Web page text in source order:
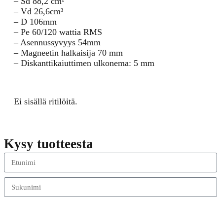
– Vd 26,6cm³
– D 106mm
– Pe 60/120 wattia RMS
– Asennussyvyys 54mm
– Magneetin halkaisija 70 mm
– Diskanttikaiuttimen ulkonema: 5 mm
Ei sisällä ritilöitä.
Kysy tuotteesta